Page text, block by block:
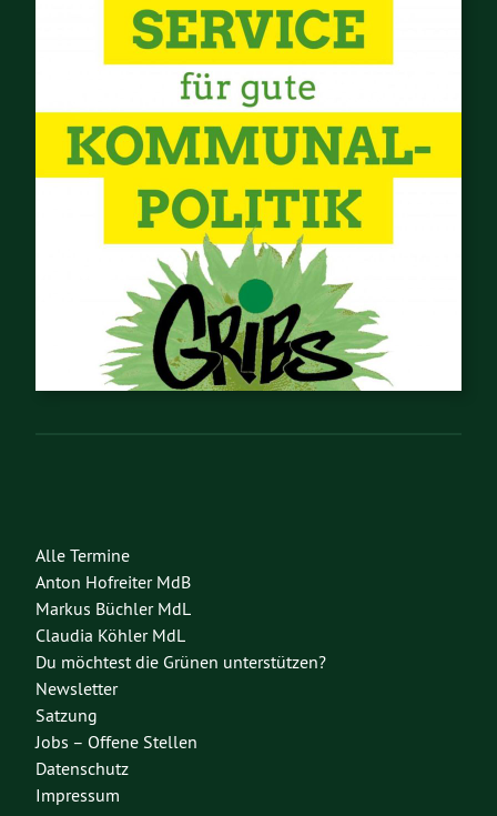
Alle Termine
Anton Hofreiter MdB
Markus Büchler MdL
Claudia Köhler MdL
Du möchtest die Grünen unterstützen?
Newsletter
Satzung
Jobs – Offene Stellen
Datenschutz
Impressum